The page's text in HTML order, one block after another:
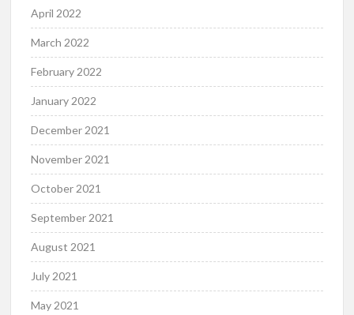
April 2022
March 2022
February 2022
January 2022
December 2021
November 2021
October 2021
September 2021
August 2021
July 2021
May 2021